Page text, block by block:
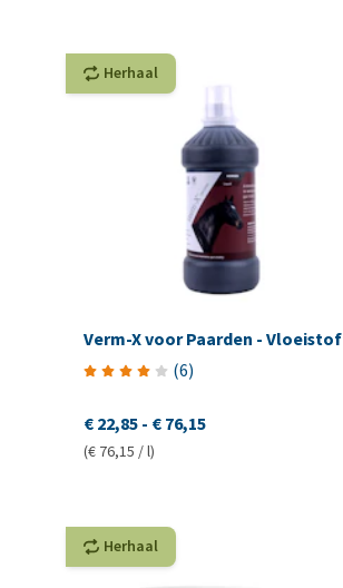
Herhaal
Verm-X voor Paarden - Vloeistof
(6)
€ 22,85- € 76,15
(€ 76,15 / l)
Herhaal